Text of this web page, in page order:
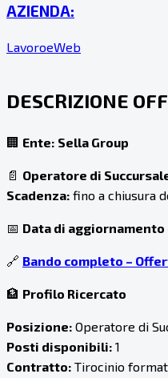
AZIENDA:
LavoroeWeb
DESCRIZIONE
🏢 Ente: Sella Group
📄 Operatore di
Scadenza: fino a chiusura
📅 Data di
🔗 Bando completo –
🏦 Profilo Ricercato
Posizione: Operatore di
Posti disponibili: 1
Contratto: Tirocinio